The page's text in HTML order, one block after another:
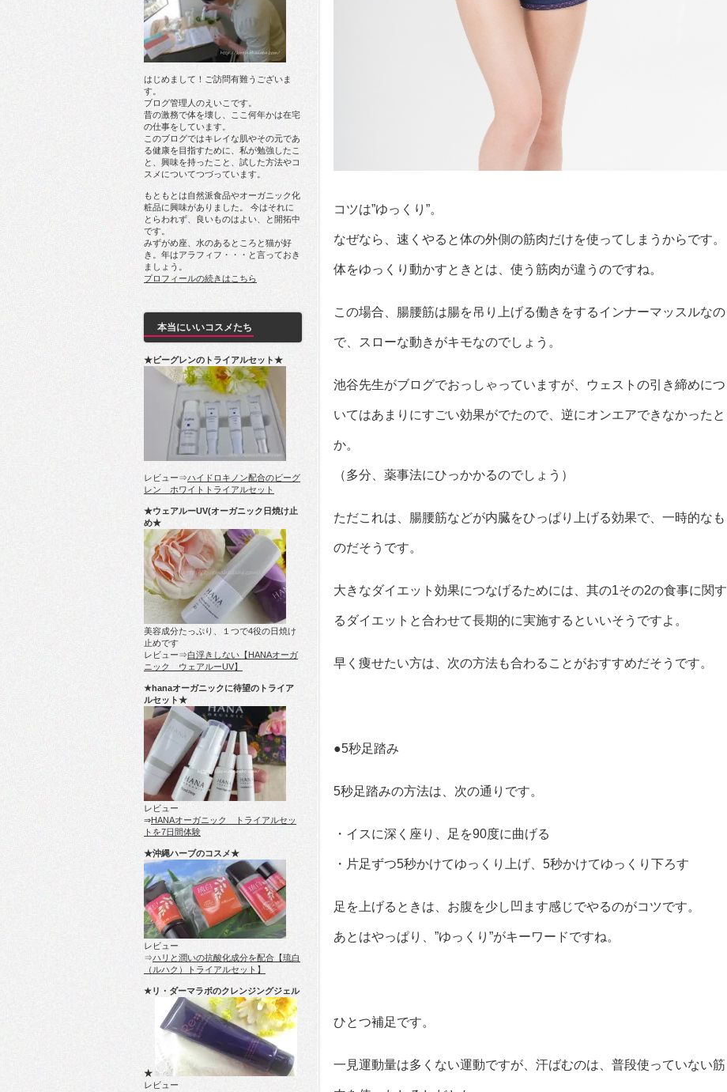
コツは”ゆっくり”。
なぜなら、速くやると体の外側の筋肉だけを使ってしまうからです。
体をゆっくり動かすときとは、使う筋肉が違うのですね。
この場合、腸腰筋は腸を吊り上げる働きをするインナーマッスルなの
で、スローな動きがキモなのでしょう。
池谷先生がブログでおっしゃっていますが、ウェストの引き締めにつ
いてはあまりにすごい効果がでたので、逆にオンエアできなかったと
か。
（多分、薬事法にひっかかるのでしょう）
ただこれは、腸腰筋などが内臓をひっぱり上げる効果で、一時的なも
のだそうです。
大きなダイエット効果につなげるためには、其の1その2の食事に関す
るダイエットと合わせて長期的に実施するといいそうですよ。
早く痩せたい方は、次の方法も合わることがおすすめだそうです。
●5秒足踏み
5秒足踏みの方法は、次の通りです。
・イスに深く座り、足を90度に曲げる
・片足ずつ5秒かけてゆっくり上げ、5秒かけてゆっくり下ろす
足を上げるときは、お腹を少し凹ます感じでやるのがコツです。
あとはやっぱり、”ゆっくり”がキーワードですね。
ひとつ補足です。
一見運動量は多くない運動ですが、汗ばむのは、普段使っていない筋
はじめまして！ご訪問有難うございま
す。
ブログ管理人のえいこです。
昔の激務で体を壊し、ここ何年かは在宅
の仕事をしています。
このブログではキレイな肌やその元であ
る健康を目指すために、私が勉強したこ
と、興味を持ったこと、試した方法やコ
スメについてつづっています。
もともとは自然派食品やオーガニック化
粧品に興味がありました。 今はそれに
とらわれず、良いものはよい、と開拓中
です。
みずがめ座、水のあるところと猫が好
き。年はアラフィフ・・・と言っておき
ましょう。
プロフィールの続きはこちら
本当にいいコスメたち
★ビーグレンのトライアルセット★
レビュー⇒ハイドロキノン配合のビーグ
レン ホワイトトライアルセット
★ウェアルーUV(オーガニック日焼け止
め★
美容成分たっぷり、１つで4役の日焼け
止めです
レビュー⇒白浮きしない【HANAオーガ
ニック ウェアルーUV】
★hanaオーガニックに待望のトライア
ルセット★
レビュー
⇒HANAオーガニック トライアルセッ
トを7日間体験
★沖縄ハーブのコスメ★
レビュー
⇒ハリと潤いの抗酸化成分を配合【琉白
（ルハク）トライアルセット】
★リ・ダーマラボのクレンジングジェル
★
レビュー